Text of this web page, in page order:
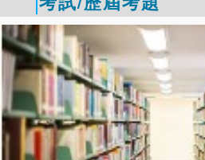
考試/歷屆考題